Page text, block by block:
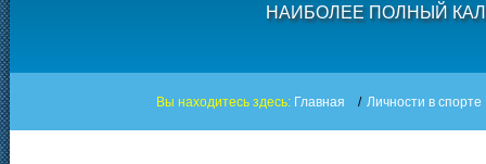
НАИБОЛЕЕ ПОЛНЫЙ
Вы находитесь здесь: Главная / Личности в спорте